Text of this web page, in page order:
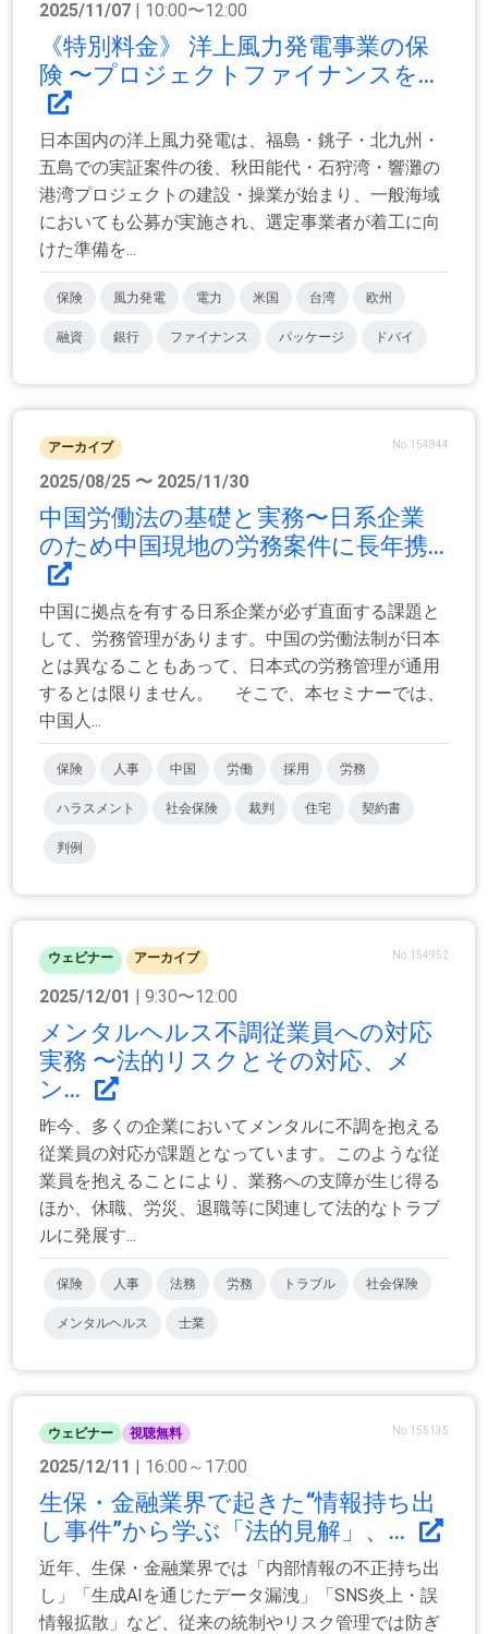
2025/11/07 | 10:00〜12:00
《特別料金》 洋上風力発電事業の保
険 〜プロジェクトファイナンスを...
日本国内の洋上風力発電は、福島・銚子・北九州・
五島での実証案件の後、秋田能代・石狩湾・響灘の
港湾プロジェクトの建設・操業が始まり、一般海域
においても公募が実施され、選定事業者が着工に向
けた準備を...
保険 風力発電 電力 米国 台湾 欧州
融資 銀行 ファイナンス パッケージ ドバイ
アーカイブ No.154844
2025/08/25 〜 2025/11/30
中国労働法の基礎と実務〜日系企業
のため中国現地の労務案件に長年携...
中国に拠点を有する日系企業が必ず直面する課題と
して、労務管理があります。中国の労働法制が日本
とは異なることもあって、日本式の労務管理が通用
するとは限りません。 そこで、本セミナーでは、
中国人...
保険 人事 中国 労働 採用 労務
ハラスメント 社会保険 裁判 住宅 契約書
判例
ウェビナー アーカイブ No.154952
2025/12/01 | 9:30〜12:00
メンタルヘルス不調従業員への対応
実務 〜法的リスクとその対応、メ
ン...
昨今、多くの企業においてメンタルに不調を抱える
従業員の対応が課題となっています。このような従
業員を抱えることにより、業務への支障が生じ得る
ほか、休職、労災、退職等に関連して法的なトラブ
ルに発展す...
保険 人事 法務 労務 トラブル 社会保険
メンタルヘルス 士業
ウェビナー 視聴無料 No.155135
2025/12/11 | 16:00～17:00
生保・金融業界で起きた“情報持ち出
し事件”から学ぶ「法的見解」、...
近年、生保・金融業界では「内部情報の不正持ち出
し」「生成AIを通じたデータ漏洩」「SNS炎上・誤
情報拡散」など、従来の統制やリスク管理では防ぎ